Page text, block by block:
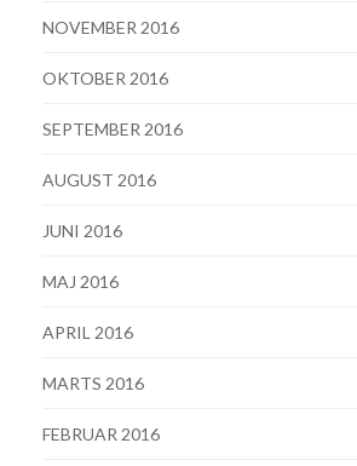
NOVEMBER 2016
OKTOBER 2016
SEPTEMBER 2016
AUGUST 2016
JUNI 2016
MAJ 2016
APRIL 2016
MARTS 2016
FEBRUAR 2016